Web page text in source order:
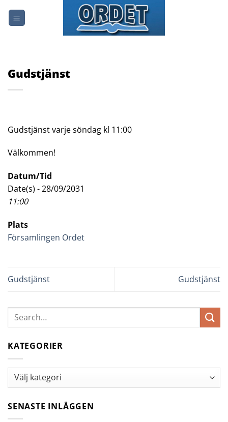
Gudstjänst
Gudstjänst varje söndag kl 11:00
Välkommen!
Datum/Tid
Date(s) - 28/09/2031
11:00
Plats
Församlingen Ordet
Gudstjänst Gudstjänst
KATEGORIER
Kategorier
SENASTE INLÄGGEN